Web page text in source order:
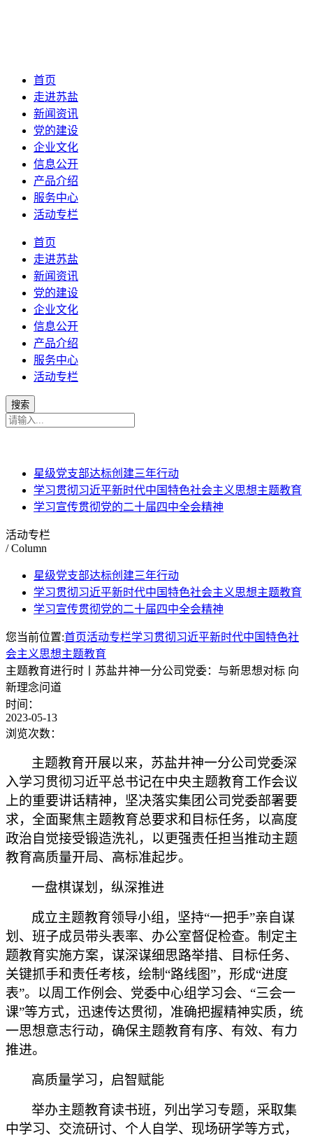
首页
走进苏盐
新闻资讯
党的建设
企业文化
信息公开
产品介绍
服务中心
活动专栏
首页
走进苏盐
新闻资讯
党的建设
企业文化
信息公开
产品介绍
服务中心
活动专栏
星级党支部达标创建三年行动
学习贯彻习近平新时代中国特色社会主义思想主题教育
学习宣传贯彻党的二十届四中全会精神
活动专栏
/ Column
星级党支部达标创建三年行动
学习贯彻习近平新时代中国特色社会主义思想主题教育
学习宣传贯彻党的二十届四中全会精神
您当前位置:首页活动专栏学习贯彻习近平新时代中国特色社
会主义思想主题教育
主题教育进行时丨苏盐井神一分公司党委：与新思想对标 向
新理念问道
时间：
2023-05-13
浏览次数：
主题教育开展以来，苏盐井神一分公司党委深
入学习贯彻习近平总书记在中央主题教育工作会议
上的重要讲话精神，坚决落实集团公司党委部署要
求，全面聚焦主题教育总要求和目标任务，以高度
政治自觉接受锻造洗礼，以更强责任担当推动主题
教育高质量开局、高标准起步。
一盘棋谋划，纵深推进
成立主题教育领导小组，坚持“一把手”亲自谋
划、班子成员带头表率、办公室督促检查。制定主
题教育实施方案，谋深谋细思路举措、目标任务、
关键抓手和责任考核，绘制“路线图”，形成“进度
表”。以周工作例会、党委中心组学习会、“三会一
课”等方式，迅速传达贯彻，准确把握精神实质，统
一思想意志行动，确保主题教育有序、有效、有力
推进。
高质量学习，启智赋能
举办主题教育读书班，列出学习专题，采取集
中学习、交流研讨、个人自学、现场研学等方式，